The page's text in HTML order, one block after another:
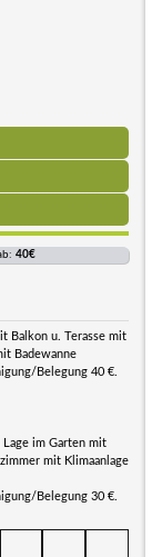
40€
Balkon u. Terasse mit
Badewanne
Belegung 40 €.
Lage im Garten mit
mit Klimaanlage
Belegung 30 €.